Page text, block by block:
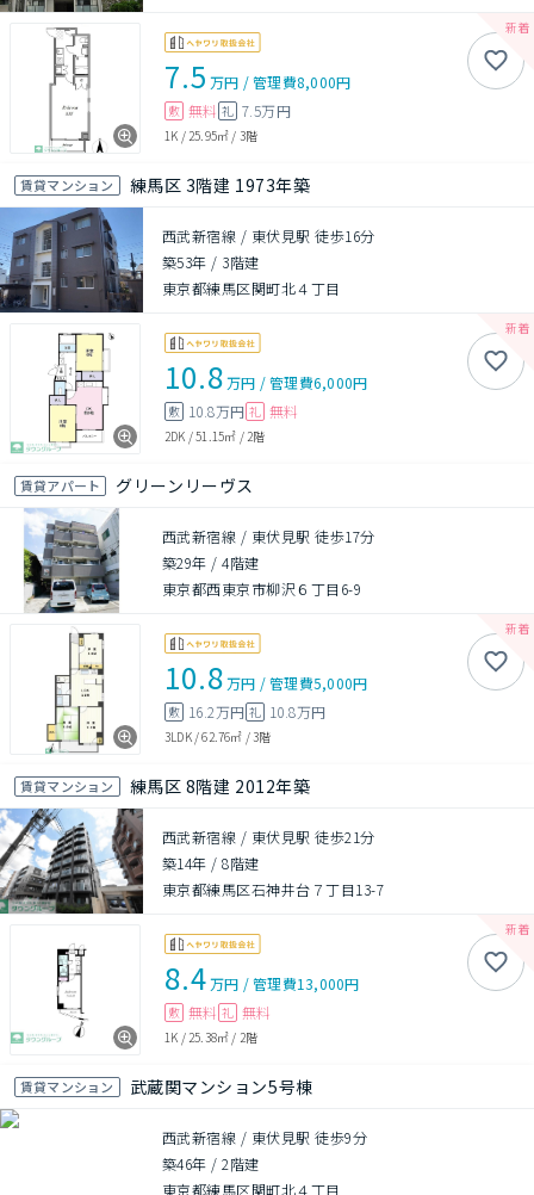
7.5 万円 /管理費8,000円
敷 無料 礼 7.5万円
1K /25.95㎡ / 3階
賃貸マンション 練馬区 3階建 1973年築
西武新宿線 / 東伏見駅 徒歩16分
築53年 / 3階建
東京都練馬区関町北４丁目
10.8万円 /管理費6,000円
敷 10.8万円 礼 無料
2DK /51.15㎡ /2階
賃貸アパート グリーンリーヴス
西武新宿線 / 東伏見駅 徒歩17分
築29年 /4階建
東京都西東京市柳沢６丁目6-9
10.8万円 /管理費5,000円
敷 16.2万円 礼 10.8万円
3LDK/62.76㎡ /3階
賃貸マンション 練馬区 8階建 2012年築
西武新宿線 / 東伏見駅 徒歩21分
築14年 /8階建
東京都練馬区石神井台７丁目13-7
8.4万円 /管理費13,000円
敷 無料 礼 無料
1K /25.38㎡ / 2階
賃貸マンション 武蔵関マンション5号棟
西武新宿線 / 東伏見駅 徒歩9分
築46年 /2階建
東京都練馬区関町北４丁目